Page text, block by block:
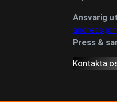
Ansvarig
Press &
Kontakta